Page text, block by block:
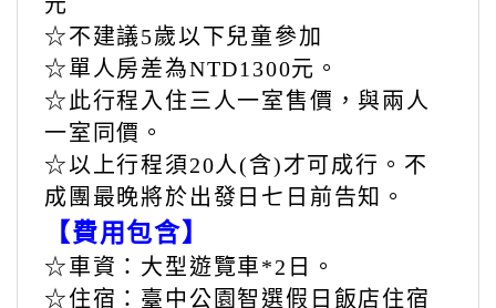
出團備註
【費用說明】
2人一室: 成人、兒童佔床每位售價NT
D2999元。
☆六至十一歲不佔床，團費NTD2100
元